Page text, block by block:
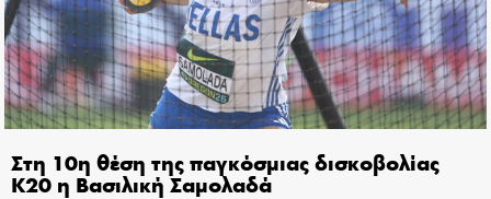
Στη 10η θέση της παγκόσμιας δισκοβολίας
Κ20 η Βασιλική Σαμολαδά